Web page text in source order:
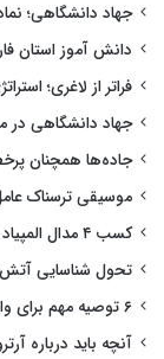
جهاد دانشگاهی؛
دانش آموز استان
فراتر از لاغری؛
جهاد دانشگاهی در
جاده‌ها همچنان
موسیقی ترسناک
کسب ۴ مدال المپیاد جهانی هوش مصنوعی برای ایران
تحول شناسایی
۶ توصیه مهم برای والدین پیش از بازگشایی مدارس
آنچه باید درباره